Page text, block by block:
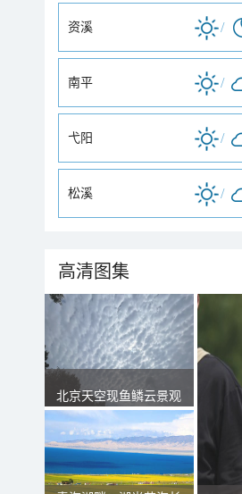
资溪 /
南平 /
弋阳 /
松溪 /
高清图集
北京天空现鱼鳞云景观